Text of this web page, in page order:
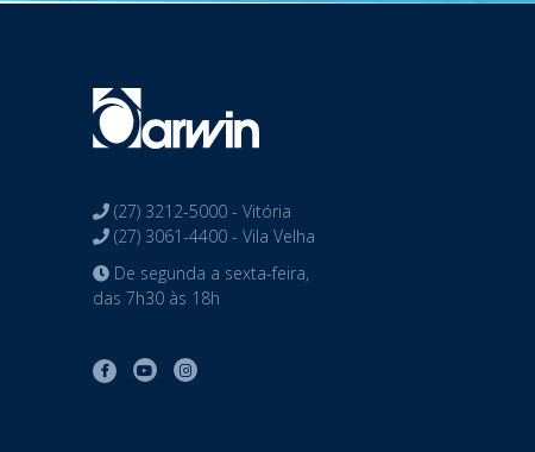
(27) 3212-5000 - Vitória
(27) 3061-4400 - Vila Velha
De segunda a sexta-feira,
das 7h30 às 18h